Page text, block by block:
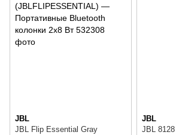
JBL
JBL Flip Essential Gray
JBL
JBL 8128